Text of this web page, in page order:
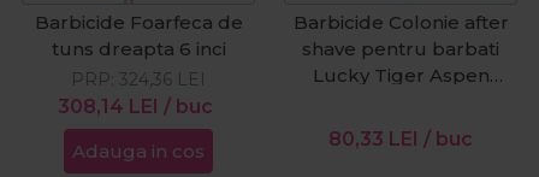
Barbicide Foarfeca de
tuns dreapta 6 inci
308,14 LEI / buc
PRP: 324,36 LEI
Adauga in cos
Barbicide Colonie after
shave pentru barbati
Lucky Tiger Aspen
80,33 LEI / buc